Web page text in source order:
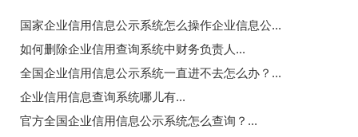
国家企业信用信息公示系统怎么操作企业信息公...
如何删除企业信用查询系统中财务负责人...
全国企业信用信息公示系统一直进不去怎么办？...
企业信用信息查询系统哪儿有...
官方全国企业信用信息公示系统怎么查询？...